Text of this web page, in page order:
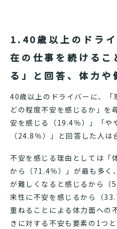
1.40歳以上のドラ
在の仕事を続けるこ
る」と回答、体力や
40歳以上のドライバーに、「
どの程度不安を感じるか」を
安を感じる（19.4％）」「や
（24.8％）」と回答した人は
不安を感じる理由としては「
から（71.4％）」が最も多く
が難しくなると感じるから（
来性に不安を感じるから（
重ねることによる体力面への
きに対する不安も要素の1つ